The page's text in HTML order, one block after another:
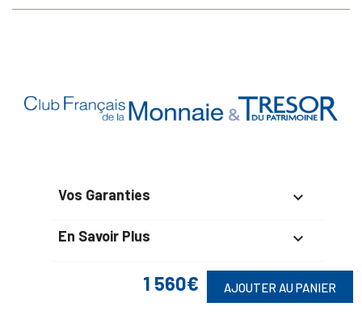
1 560€ AJOUTER AU PANIER
Vos Garanties 
En Savoir Plus 
Retrouvez Aussi 